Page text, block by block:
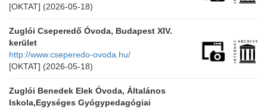
[OKTAT] (2026-05-18)
Zuglói Cseperedő Óvoda, Budapest XIV.
kerület
http://www.cseperedo-ovoda.hu/
[OKTAT] (2026-05-18)
Zuglói Benedek Elek Óvoda, Általános
Iskola,Egységes Gyógypedagógiai